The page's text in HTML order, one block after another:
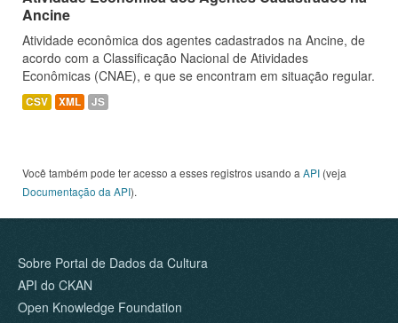
Ancine
Atividade econômica dos agentes cadastrados na Ancine, de
acordo com a Classificação Nacional de Atividades
Econômicas (CNAE), e que se encontram em situação regular.
CSV XML JS
Você também pode ter acesso a esses registros usando a API (veja
Documentação da API).
Sobre Portal de Dados da Cultura
API do CKAN
Open Knowledge Foundation